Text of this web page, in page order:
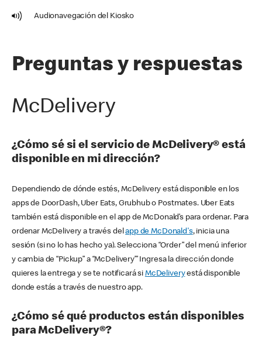
Audionavegación del Kiosko
Preguntas y respuestas
McDelivery
¿Cómo sé si el servicio de McDelivery® está
disponible en mi dirección?
Dependiendo de dónde estés, McDelivery está disponible en los
apps de DoorDash, Uber Eats, Grubhub o Postmates. Uber Eats
también está disponible en el app de McDonald’s para ordenar. Para
ordenar McDelivery a través delapp de McDonald's, inicia una
sesión (si no lo has hecho ya). Selecciona “Order” del menú inferior
y cambia de “Pickup” a “McDelivery’” Ingresa la dirección donde
quieres la entrega y se te notificará si McDeliveryestá disponible
donde estás a través de nuestro app.
¿Cómo sé qué productos están disponibles
para McDelivery®?